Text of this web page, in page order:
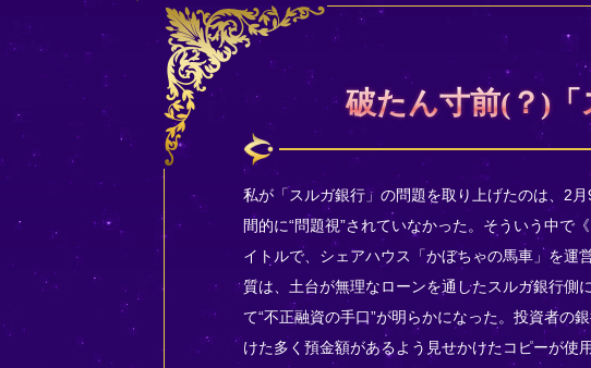
破たん寸前(？)
私が「スルガ銀行」の問題を取り上げたのは、2
間的に“問題視”されていなかった。そういう中で
イトルで、シェアハウス「かぼちゃの馬車」を運
質は、土台が無理なローンを通したスルガ銀行側
て“不正融資の手口”が明らかになった。投資者の
けた多く預金額があるよう見せかけたコピーが使